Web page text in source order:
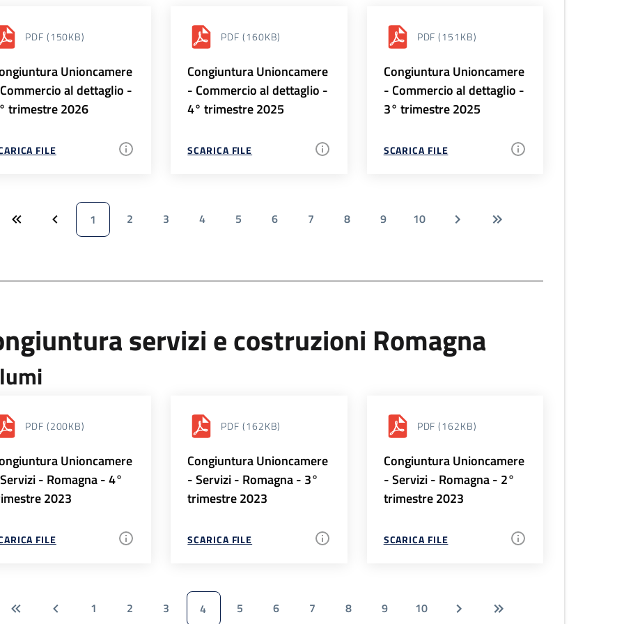
PDF (150KB)
Unioncamere
al dettaglio -
trimestre 2026
FILE
PDF (160KB)
Congiuntura Unioncamere
- Commercio al dettaglio -
4° trimestre 2025
SCARICA FILE
PDF (151KB)
Congiuntura Unioncamere
- Commercio al dettaglio -
3° trimestre 2025
SCARICA FILE
1 2 3 4 5 6 7 8 9 10
servizi e costruzioni Romagna
PDF (200KB)
Unioncamere
- Romagna - 4°
2023
FILE
PDF (162KB)
Congiuntura Unioncamere
- Servizi - Romagna - 3°
trimestre 2023
SCARICA FILE
PDF (162KB)
Congiuntura Unioncamere
- Servizi - Romagna - 2°
trimestre 2023
SCARICA FILE
1 2 3 4 5 6 7 8 9 10